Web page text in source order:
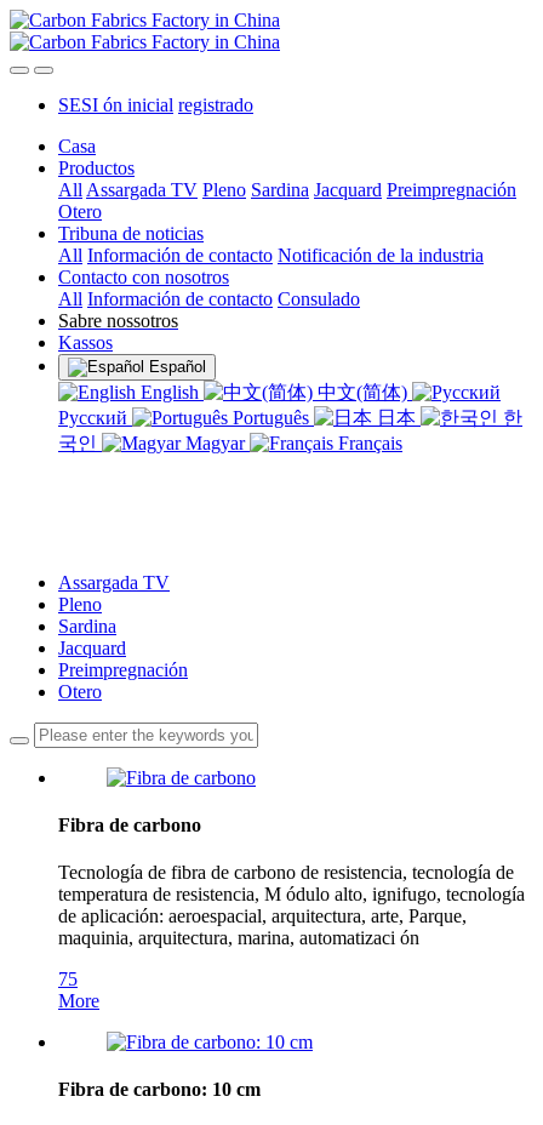
SESI ón inicial registrado
Casa
Productos
All Assargada TV Pleno Sardina Jacquard Preimpregnación
Otero
Tribuna de noticias
All Información de contacto Notificación de la industria
Contacto con nosotros
All Información de contacto Consulado
Sabre nossotros
Kassos
Español
English
中文(简体)
Русский
Português 日本
한
국인
Magyar Français
Assargada TV
Pleno
Sardina
Jacquard
Preimpregnación
Otero
Fibra de carbono
Tecnología de fibra de carbono de resistencia, tecnología de
temperatura de resistencia, M ódulo alto, ignifugo, tecnología
de aplicación: aeroespacial, arquitectura, arte, Parque,
maquinia, arquitectura, marina, automatizaci ón
75
More
Fibra de carbono: 10 cm